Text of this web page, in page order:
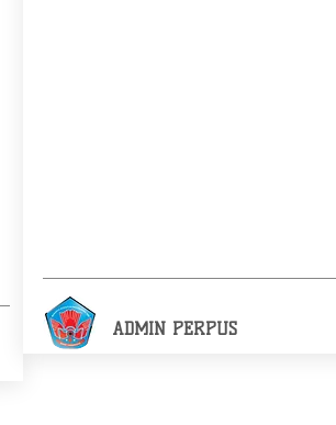
ADMIN PERPUS